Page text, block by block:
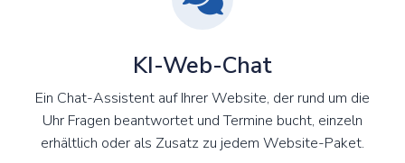
KI-Web-Chat
Ein Chat-Assistent auf Ihrer Website, der rund um die
Uhr Fragen beantwortet und Termine bucht, einzeln
erhältlich oder als Zusatz zu jedem Website-Paket.